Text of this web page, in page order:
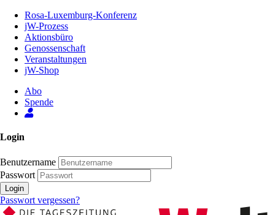
Inhalt
Seite
Rosa-Luxemburg-Konferenz
jW-Prozess
Aktionsbüro
Genossenschaft
Veranstaltungen
jW-Shop
Abo
Spende
Login
Benutzername
Passwort
Login
Passwort vergessen?